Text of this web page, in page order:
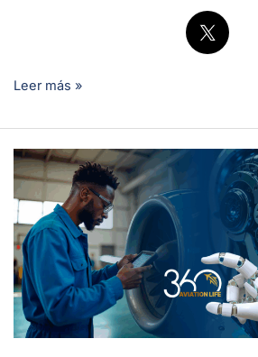
Leer más »
Cómo
aprovechar
la
inteligencia
artificial
para
convertirte
en